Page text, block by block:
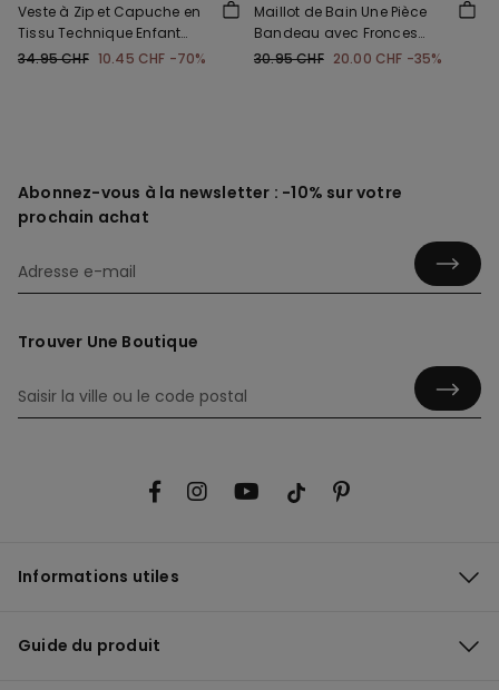
Veste à Zip et Capuche en
Tissu Technique Enfant
Unisexe
34.95 CHF 10.45 CHF -70%
Maillot de Bain Une Pièce
Bandeau avec Fronces
Microfibre Recyclée
30.95 CHF 20.00 CHF -35%
Abonnez-vous à la newsletter : -10% sur votre
prochain achat
Trouver Une Boutique
Informations utiles
Guide du produit